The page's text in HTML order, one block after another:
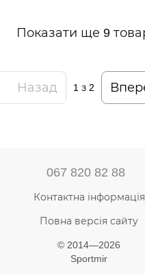
Показати ще 9
Назад 1з 2
067 820 82 88
Контактна інформація
Повна версія сайту
© 2014—2026
Sportmir